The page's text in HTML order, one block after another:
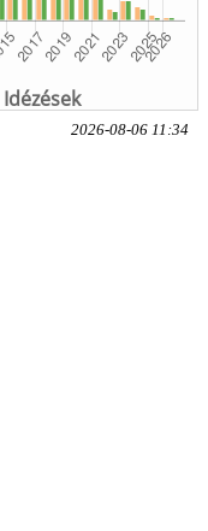
Idézések
2026-08-06 11:34